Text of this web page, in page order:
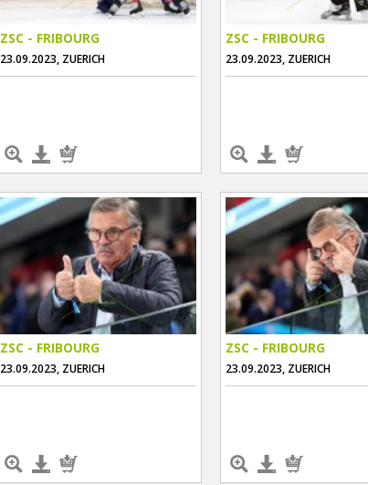
ZSC - FRIBOURG
23.09.2023, ZUERICH
ZSC - FRIBOURG
23.09.2023, ZUERICH
ZSC - FRIBOURG
23.09.2023, ZUERICH
ZSC - FRIBOURG
23.09.2023, ZUERICH